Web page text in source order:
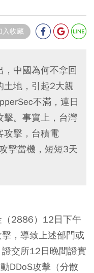
入收藏
中國為何不拿回
土地，引起2大親
不滿，連日
擊。事實上，台灣
攻擊，台積電
擊當機，短短3天
（2886）12日下午
，導致上述部門或
交所12日晚間證實
DDoS攻擊（分散